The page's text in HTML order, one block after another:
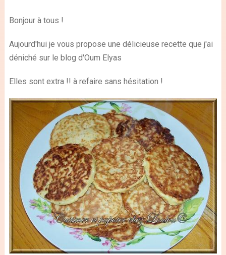
Bonjour à tous !
Aujourd'hui je vous propose une délicieuse recette que j'ai
déniché sur le blog d'Oum Elyas
Elles sont extra !! à refaire sans hésitation !